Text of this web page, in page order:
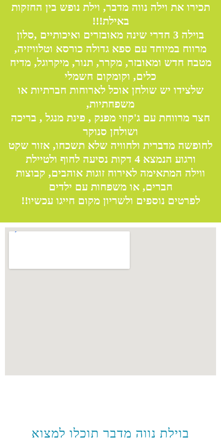
תכירו את וילה נווה מדבר, וילת נופש בין החזקות
באילת!!!
בוילה 3 חדרי שינה מאובזרים ואיכותיים ,סלון
מרווח במיוחד עם ספא גדולה כורסא וטלוויזיה,
מטבח חדש ומאובזר, מקרר, תנור, מיקרוגל, מדיח
כלים, וקומקום חשמלי
שלצידו יש שולחן אוכל לארוחות חברתיות או
משפחתיות,
חצר מרווחת עם ג'קוזי מפנק , פינת מנגל , בריכה
ושולחן סנוקר
לחופשה מדברית ולחוויה שלא תשכחו, אזור שקט
ורגוע הנמצא 4 דקות נסיעה לחוף ולטיילת
ווילה המתאימה לאירוח זוגות אוהבים, קבוצות
חברים, או משפחות עם ילדים
לפרטים נוספים ולשריון מקום חייגו עכשיו!!
בוילת נווה מדבר תוכלו למצוא